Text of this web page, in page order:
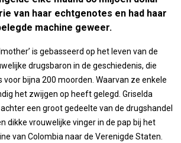
van haar echtgenotes en had haar
machine geweer.
is gebasseerd op het leven van de
drugsbaron in de geschiedenis, die
bijna 200 moorden. Waarvan ze enkele
het zwijgen op heeft gelegd. Griselda
een groot gedeelte van de drugshandel
dikke vrouwelijke vinger in de pap bij het
van Colombia naar de Verenigde Staten.